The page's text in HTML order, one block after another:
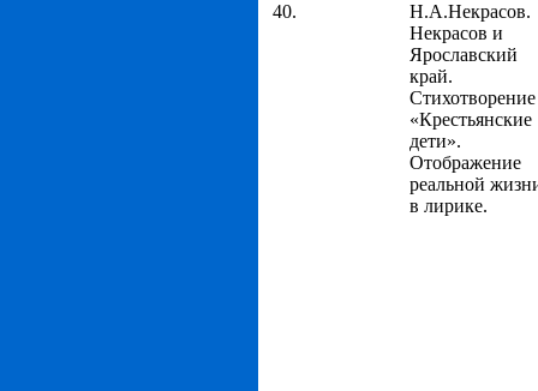
40.
Н.А.Некрасов.
Некрасов и
Ярославский
край.
Стихотворение
«Крестьянские
дети».
Отображение
реальной
в лирике.